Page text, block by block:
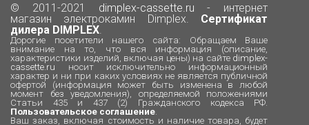
© 2011-2021 dimplex-cassette.ru - интернет
магазин электрокамин Dimplex. Сертификат
дилера DIMPLEX
Дорогие посетители нашего сайта: Обращаем Ваше
внимание на то, что вся информация (описание,
характеристики изделий, включая цены) на сайте dimplex-
cassette.ru носит исключительно информационный
характер и ни при каких условиях не является публичной
офертой (информация может быть изменена в любой
момент без уведомления), определяемой положениями
Статьи 435 и 437 (2) Гражданского кодекса РФ.
Пользовательское соглашение
Ваш заказ, включая стоимость и наличие товара, будет